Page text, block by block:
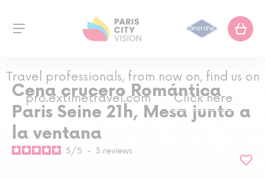
Travel professionals, from now on, find us on
pro.extimetravel.com
Click here
Cena crucero Romántica
Paris Seine 21h, Mesa junto a
la ventana
5/5 - 3 reviews